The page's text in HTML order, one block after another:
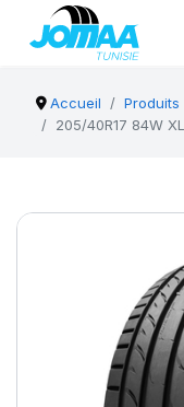
Accueil Produits
205/40R17 84W XL